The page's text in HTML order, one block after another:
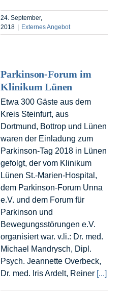
24. September,
2018 | Externes Angebot
Parkinson-Forum im
Klinikum Lünen
Etwa 300 Gäste aus dem
Kreis Steinfurt, aus
Dortmund, Bottrop und Lünen
waren der Einladung zum
Parkinson-Tag 2018 in Lünen
gefolgt, der vom Klinikum
Lünen St.-Marien-Hospital,
dem Parkinson-Forum Unna
e.V. und dem Forum für
Parkinson und
Bewegungsstörungen e.V.
organisiert war. v.li.: Dr. med.
Michael Mandrysch, Dipl.
Psych. Jeannette Overbeck,
Dr. med. Iris Ardelt, Reiner [...]